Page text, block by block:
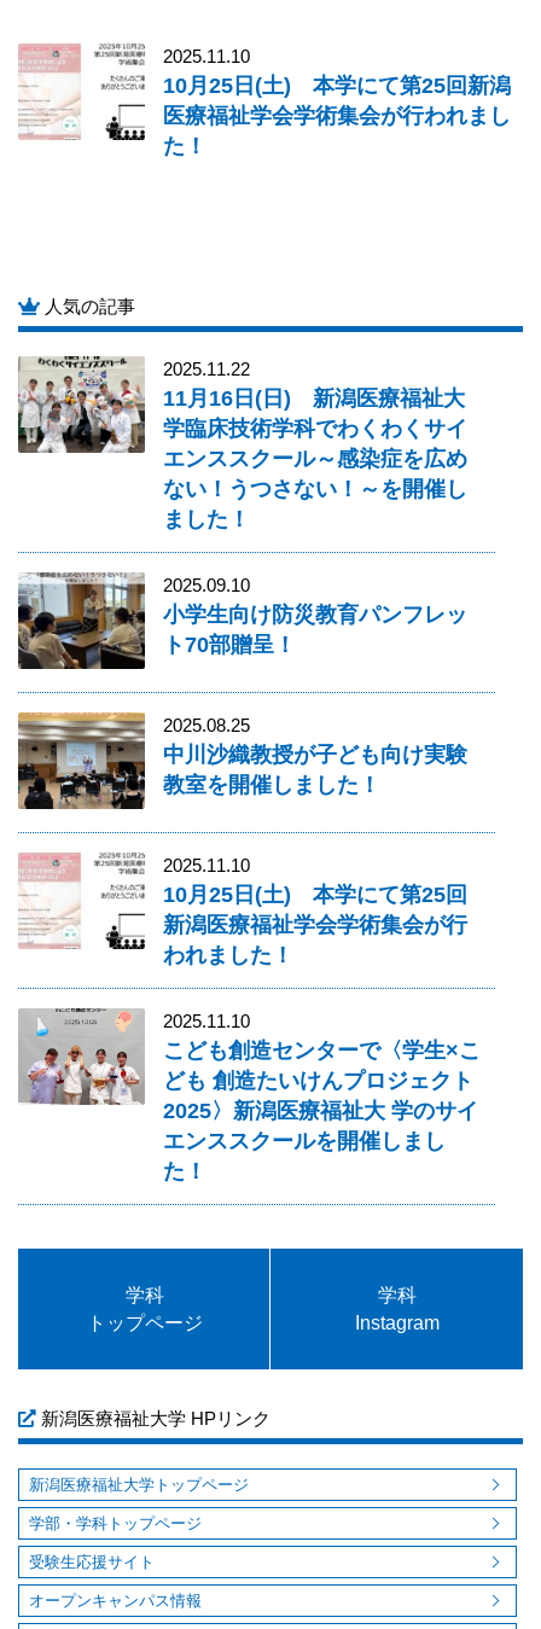
2025.11.10
10月25日(土) 本学にて第25回新潟
医療福祉学会学術集会が行われまし
た！
人気の記事
2025.11.22
11月16日(日) 新潟医療福祉大
学臨床技術学科でわくわくサイ
エンススクール～感染症を広め
ない！うつさない！～を開催し
ました！
2025.09.10
小学生向け防災教育パンフレッ
ト70部贈呈！
2025.08.25
中川沙織教授が子ども向け実験
教室を開催しました！
2025.11.10
10月25日(土) 本学にて第25回
新潟医療福祉学会学術集会が行
われました！
2025.11.10
こども創造センターで〈学生×こ
ども 創造たいけんプロジェクト
2025〉新潟医療福祉大 学のサイ
エンススクールを開催しまし
た！
学科
トップページ
学科
Instagram
新潟医療福祉大学 HPリンク
新潟医療福祉大学トップページ
学部・学科トップページ
受験生応援サイト
オープンキャンパス情報